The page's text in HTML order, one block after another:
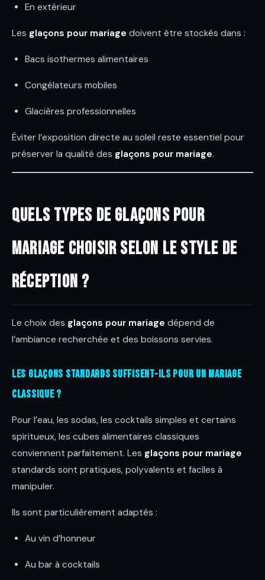
En extérieur
Les glaçons pour mariage doivent être stockés dans :
Bacs isothermes alimentaires
Congélateurs mobiles
Glacières professionnelles
Éviter l’exposition directe au soleil reste essentiel pour
préserver la qualité des glaçons pour mariage.
Quels types de glaçons pour
mariage choisir selon le style de
réception ?
Le choix des glaçons pour mariage dépend de
l’ambiance recherchée et des boissons servies.
Les glaçons standards suffisent-ils pour un mariage
classique ?
Pour l’eau, les sodas, les cocktails simples et certains
spiritueux, les cubes alimentaires classiques
conviennent parfaitement. Les glaçons pour mariage
standards sont pratiques, polyvalents et faciles à
manipuler.
Ils sont particulièrement adaptés :
Au vin d’honneur
Au bar à cocktails